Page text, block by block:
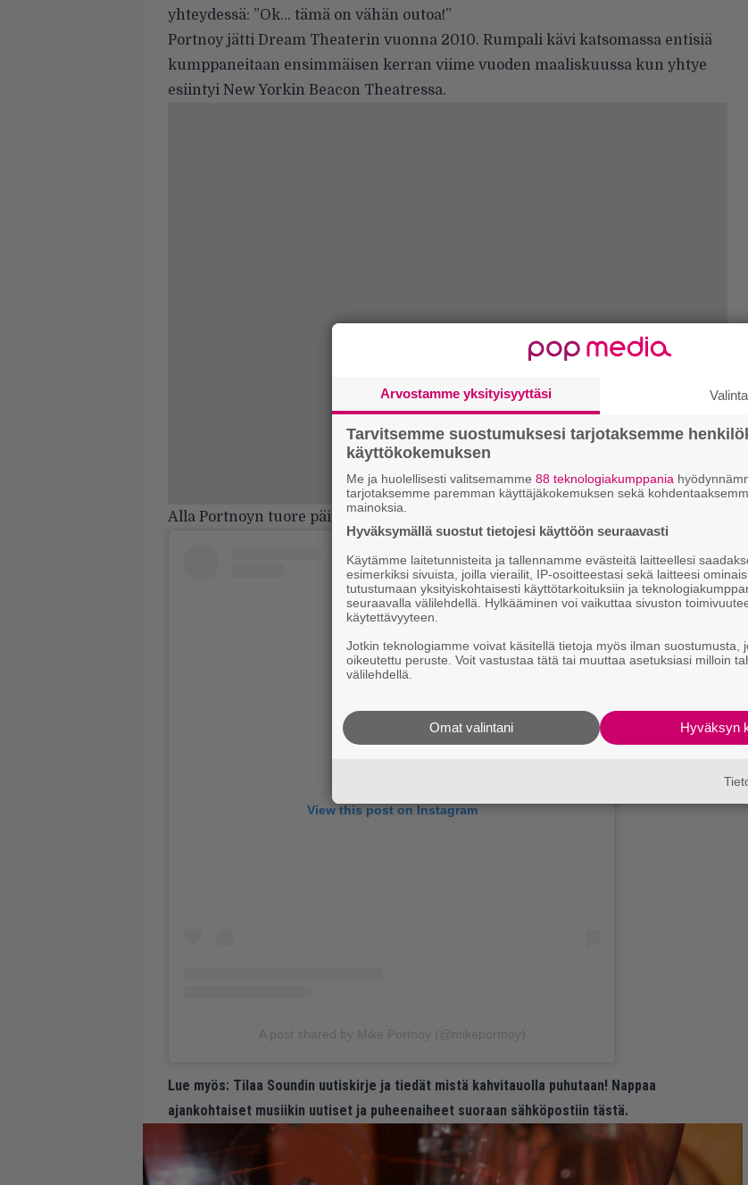
yhteydessä: ”Ok… tämä on vähän outoa!”
Portnoy jätti Dream Theaterin vuonna 2010. Rumpali kävi katsomassa entisiä
kumppaneitaan ensimmäisen kerran viime vuoden maaliskuussa kun yhtye
esiintyi New Yorkin Beacon Theatressa.
Alla Portnoyn tuore päivitys.
View this post on Instagram
A post shared by Mike Portnoy (@mikeportnoy)
Lue myös: Tilaa Soundin uutiskirje ja tiedät mistä kahvitauolla puhutaan! Nappaa
ajankohtaiset musiikin uutiset ja puheenaiheet suoraan sähköpostiin tästä.
Arvostamme yksityisyyttäsi
Tarvitsemme suostumuksesi tarjotaksemme
käyttökokemuksen
Me ja huolellisesti valitsemamme 88 teknologiakumppania
tarjotaksemme paremman käyttäjäkokemuksen sekä
mainoksia.
Hyväksymällä suostut tietojesi käyttöön seuraavasti
Käytämme laitetunnisteita ja tallennamme evästeitä laitteellesi
esimerkiksi sivuista, joilla vierailit, IP-osoitteestasi sekä laitteesi
tutustumaan yksityiskohtaisesti käyttötarkoituksiin ja
seuraavalla välilehdellä. Hylkääminen voi vaikuttaa sivuston
käytettävyyteen.
Jotkin teknologiamme voivat käsitellä tietoja myös ilman suostumusta,
oikeutettu peruste. Voit vastustaa tätä tai muuttaa asetuksiasi milloin
välilehdellä.
Hyväksyn
Omat valintani